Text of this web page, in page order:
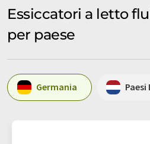
Essiccatori a letto
per paese
Germania Paesi